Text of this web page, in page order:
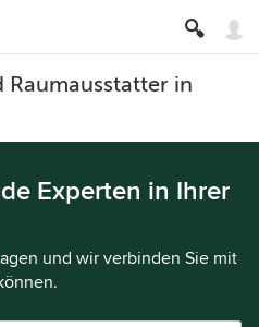
in
Experten in Ihrer
und wir verbinden Sie mit